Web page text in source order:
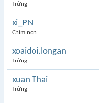
Trứng
xi_PN
Chim non
xoaidoi.longan
Trứng
xuan Thai
Trứng